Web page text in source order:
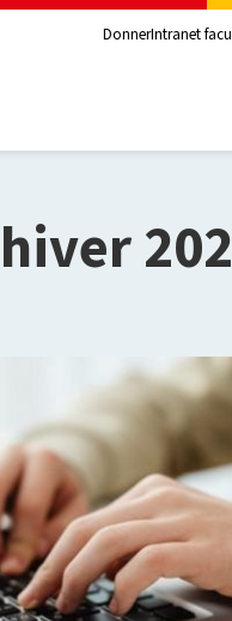
DonnerIntranet